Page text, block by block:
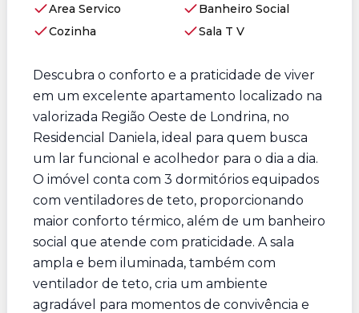
Area Servico
Banheiro Social
Cozinha
Sala T V
Descubra o conforto e a praticidade de viver
em um excelente apartamento localizado na
valorizada Região Oeste de Londrina, no
Residencial Daniela, ideal para quem busca
um lar funcional e acolhedor para o dia a dia.
O imóvel conta com 3 dormitórios equipados
com ventiladores de teto, proporcionando
maior conforto térmico, além de um banheiro
social que atende com praticidade. A sala
ampla e bem iluminada, também com
ventilador de teto, cria um ambiente
agradável para momentos de convivência e